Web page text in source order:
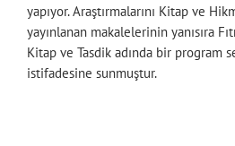
yapıyor. Araştırmalarını Kitap ve
yayınlanan makalelerinin yanısıra
Kitap ve Tasdik adında bir program
istifadesine sunmuştur.